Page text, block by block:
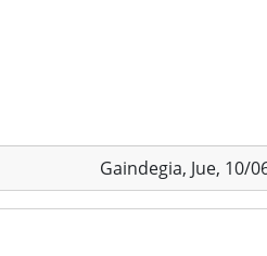
Gaindegia, Jue, 10/